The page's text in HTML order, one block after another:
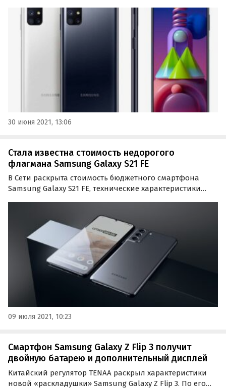
цвета исполнения корпуса на выбор — черный, белый
и синий.
30 июня 2021, 13:06
Стала известна стоимость недорогого
флагмана Samsung Galaxy S21 FE
В Сети раскрыта стоимость бюджетного смартфона
Samsung Galaxy S21 FE, технические характеристики
09 июля 2021, 10:23
Смартфон Samsung Galaxy Z Flip 3 получит
двойную батарею и дополнительный дисплей
Китайский регулятор TENAA раскрыл характеристики
новой «раскладушки» Samsung Galaxy Z Flip 3. По его